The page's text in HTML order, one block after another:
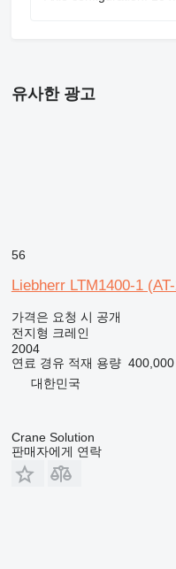
유사한 광고
56
Liebherr LTM1400-1
가격은 요청 시 공개
전지형 크레인
2004
연료 경유 적재 용량 400,000
대한민국
Crane Solution
판매자에게 연락